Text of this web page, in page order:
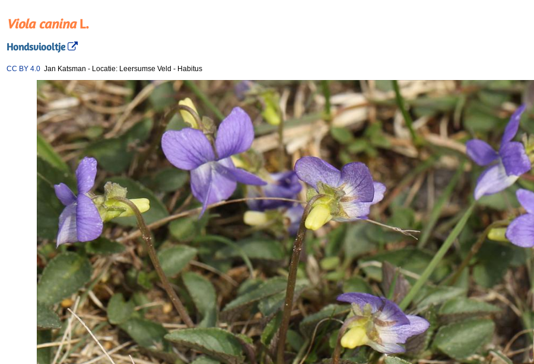
Viola caninaL.
Hondsviooltje
CC BY 4.0 Jan Katsman - Locatie: Leersumse Veld - Habitus